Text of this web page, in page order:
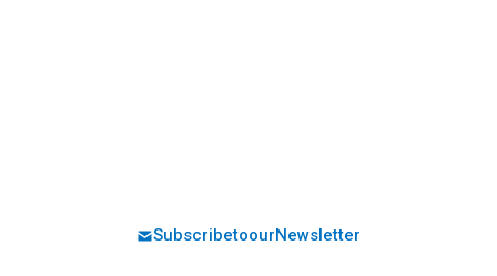
Subscribe to our Newsletter